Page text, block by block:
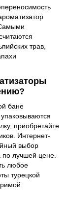
трав,
бане
приобретайте
Интернет-
выбор
лучшей цене.
любое
турецкой